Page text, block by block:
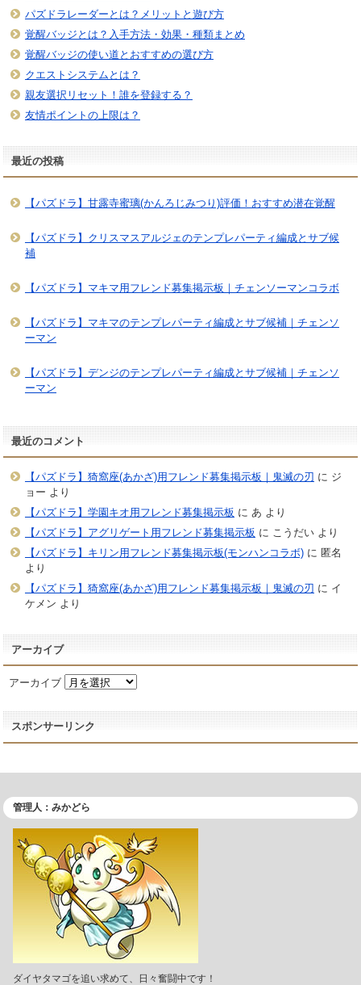
パズドラレーダーとは？メリットと遊び方
覚醒バッジとは？入手方法・効果・種類まとめ
覚醒バッジの使い道とおすすめの選び方
クエストシステムとは？
親友選択リセット！誰を登録する？
友情ポイントの上限は？
最近の投稿
【パズドラ】甘露寺蜜璃(かんろじみつり)評価！おすすめ潜在覚醒
【パズドラ】クリスマスアルジェのテンプレパーティ編成とサブ候
補
【パズドラ】マキマ用フレンド募集掲示板｜チェンソーマンコラボ
【パズドラ】マキマのテンプレパーティ編成とサブ候補｜チェンソ
ーマン
【パズドラ】デンジのテンプレパーティ編成とサブ候補｜チェンソ
ーマン
最近のコメント
【パズドラ】猗窩座(あかざ)用フレンド募集掲示板｜鬼滅の刃 に ジ
ョー より
【パズドラ】学園キオ用フレンド募集掲示板 に あ より
【パズドラ】アグリゲート用フレンド募集掲示板 に こうだいより
【パズドラ】キリン用フレンド募集掲示板(モンハンコラボ)に 匿名
より
【パズドラ】猗窩座(あかざ)用フレンド募集掲示板｜鬼滅の刃 に イ
ケメン より
アーカイブ
アーカイブ
スポンサーリンク
管理人：みかどら
ダイヤタマゴを追い求めて、日々奮闘中です！